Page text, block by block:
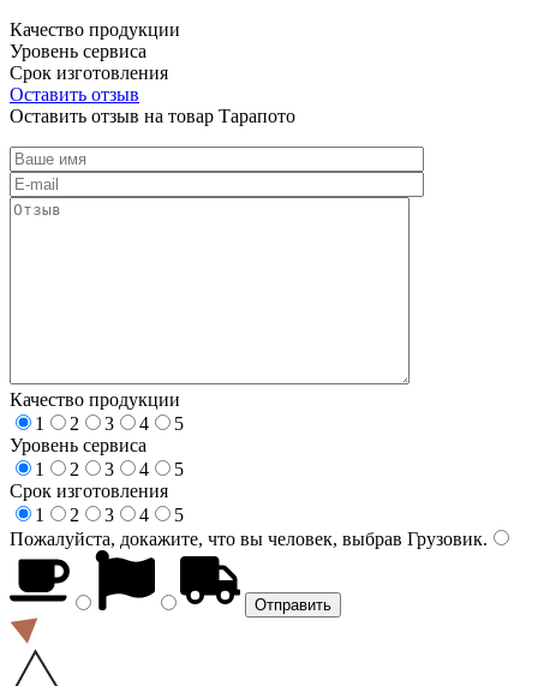
Качество продукции
Уровень сервиса
Срок изготовления
Оставить отзыв
Оставить отзыв на товар Тарапото
Качество продукции
1
2 3 4
5
Уровень сервиса
1
2 3 4
5
Срок изготовления
1
2 3 4
5
Пожалуйста, докажите, что вы человек, выбрав Грузовик.